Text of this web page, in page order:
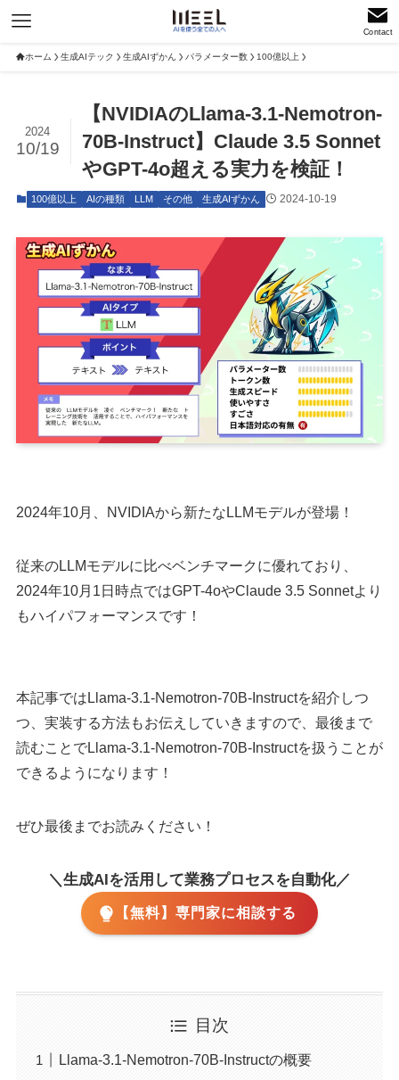
Contact
ホーム 生成AIテック 生成AIずかん パラメーター数 100億以上
【NVIDIAのLlama-3.1-Nemotron-
70B-Instruct】Claude 3.5 Sonnet
やGPT-4o超える実力を検証！
2024
10/19
100億以上 AIの種類 LLM その他 生成AIずかん 2024-10-19
2024年10月、NVIDIAから新たなLLMモデルが登場！
従来のLLMモデルに比べベンチマークに優れており、
2024年10月1日時点ではGPT-4oやClaude 3.5 Sonnetより
もハイパフォーマンスです！
本記事ではLlama-3.1-Nemotron-70B-Instructを紹介しつ
つ、実装する方法もお伝えしていきますので、最後まで
読むことでLlama-3.1-Nemotron-70B-Instructを扱うことが
できるようになります！
ぜひ最後までお読みください！
＼生成AIを活用して業務プロセスを自動化／
【無料】専門家に相談する
目次
Llama-3.1-Nemotron-70B-Instructの概要